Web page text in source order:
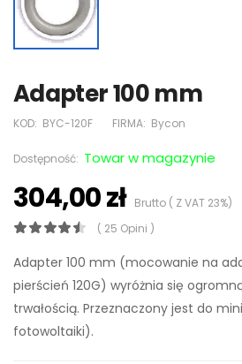
Adapter 100 mm
KOD: BYC-120F FIRMA: Bycon
Dostępność: Towar w magazynie
304,00 złBrutto ( Z VAT 23%)
( 25 Opini )
Adapter 100 mm (mocowanie na
pierścień 120G) wyróżnia się
trwałością. Przeznaczony jest do
fotowoltaiki).